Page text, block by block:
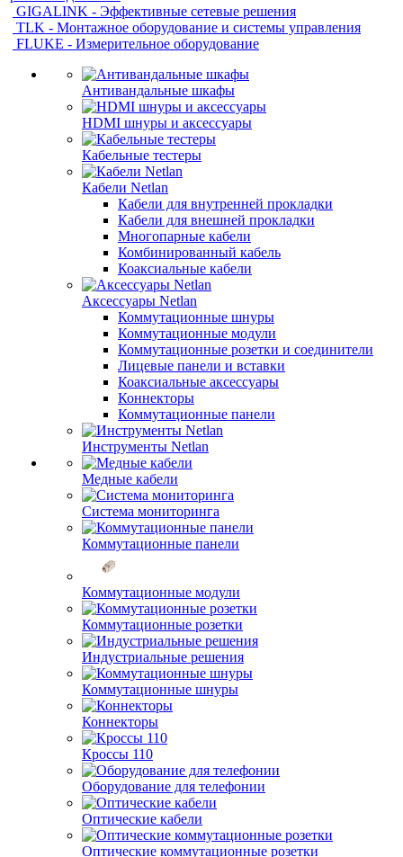
GIGALINK - Эффективные сетевые решения
TLK - Монтажное оборудование и системы управления
FLUKE - Измерительное оборудование
Антивандальные шкафы
HDMI шнуры и аксессуары
Кабельные тестеры
Кабели Netlan
Кабели для внутренней прокладки
Кабели для внешней прокладки
Многопарные кабели
Комбинированный кабель
Коаксиальные кабели
Аксессуары Netlan
Коммутационные шнуры
Коммутационные модули
Коммутационные розетки и соединители
Лицевые панели и вставки
Коаксиальные аксессуары
Коннекторы
Коммутационные панели
Инструменты Netlan
Медные кабели
Система мониторинга
Коммутационные панели
Коммутационные модули
Коммутационные розетки
Индустриальные решения
Коммутационные шнуры
Коннекторы
Кроссы 110
Оборудование для телефонии
Оптические кабели
Оптические коммутационные розетки